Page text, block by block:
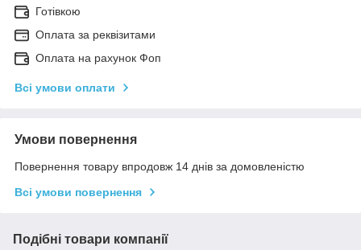
Готівкою
Оплата за реквізитами
Оплата на рахунок Фоп
Всі умови оплати
Умови повернення
Повернення товару впродовж 14 днів за домовленістю
Всі умови повернення
Подібні товари компанії